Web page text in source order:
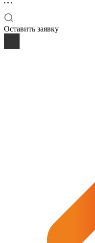
Оставить заявку